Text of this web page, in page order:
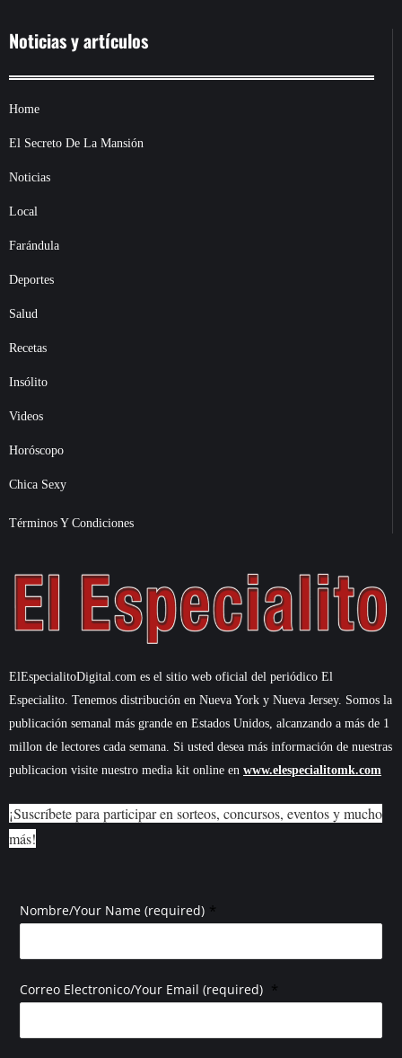
Noticias y artículos
Home
El Secreto De La Mansión
Noticias
Local
Farándula
Deportes
Salud
Recetas
Insólito
Videos
Horóscopo
Chica Sexy
Términos Y Condiciones
ElEspecialitoDigital.com es el sitio web oficial del periódico El
Especialito. Tenemos distribución en Nueva York y Nueva Jersey. Somos la
publicación semanal más grande en Estados Unidos, alcanzando a más de 1
millon de lectores cada semana. Si usted desea más información de nuestras
publicacion visite nuestro media kit online en www.elespecialitomk.com
¡Suscríbete para participar en sorteos, concursos, eventos y mucho
más!
Nombre/Your Name (required) *
Correo Electronico/Your Email (required) *